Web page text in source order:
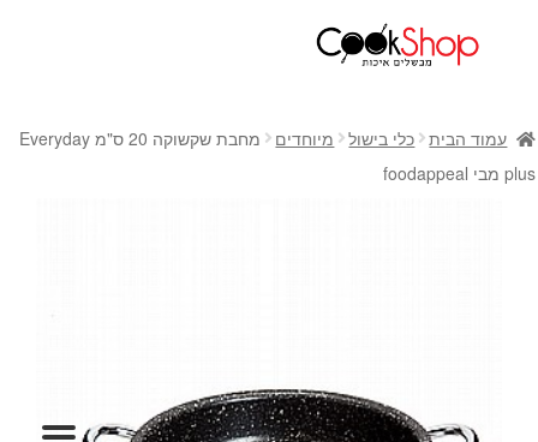
חנות
כלי בישול
אפייה
עמוד הבית כלי בישול מיוחדים
מחבת שקשוקה 20 ס"מ Everyday
plus מבי foodappeal